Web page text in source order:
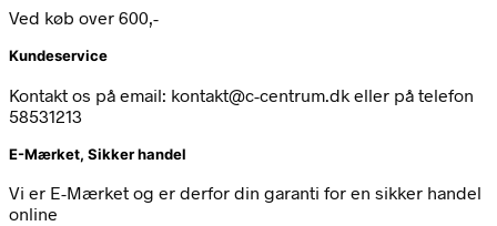
Ved køb over 600,-
Kundeservice
Kontakt os på email: kontakt@c-centrum.dk eller på telefon
58531213
E-Mærket, Sikker handel
Vi er E-Mærket og er derfor din garanti for en sikker handel
online